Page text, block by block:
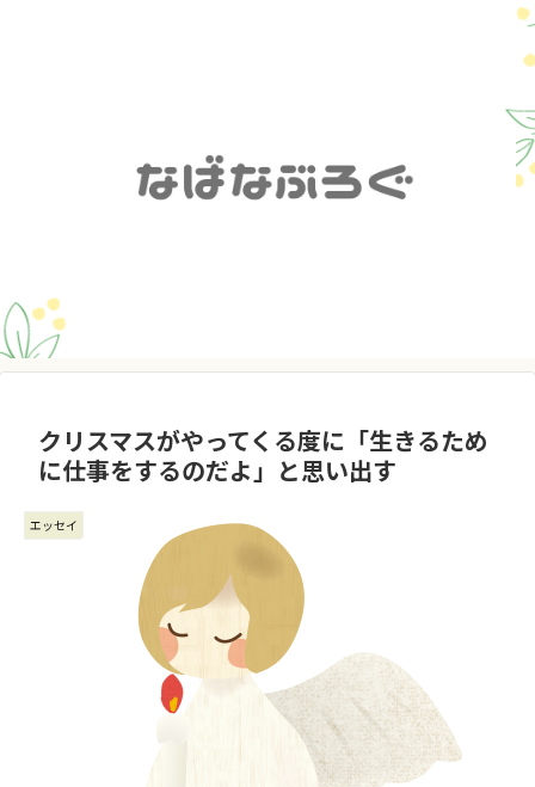
クリスマスがやってくる度に「生きるため
に仕事をするのだよ」と思い出す
エッセイ